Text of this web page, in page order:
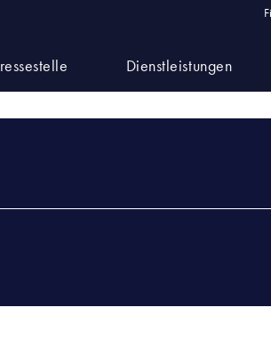
Dienstleistungen
LABORATORIUM W
LABORATORIUM W KAWICACH